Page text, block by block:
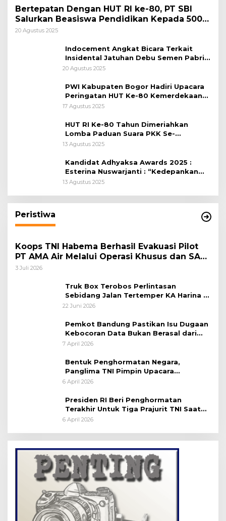
Bertepatan Dengan HUT RI ke-80, PT SBI
Salurkan Beasiswa Pendidikan Kepada 500
Pelajar
20 Agustus 2025
Indocement Angkat Bicara Terkait
Insidental Jatuhan Debu Semen Pabrik
Citeureup
20 Agustus 2025
PWI Kabupaten Bogor Hadiri Upacara
Peringatan HUT Ke-80 Kemerdekaan
RI, di Lapangan Tegar Beriman
17 Agustus 2025
HUT RI Ke-80 Tahun Dimeriahkan
Lomba Paduan Suara PKK Se-
Kabupaten Bogor
13 Agustus 2025
Kandidat Adhyaksa Awards 2025 :
Esterina Nuswarjanti : “Kedepankan
Keadilan Restoratif Wujudkan
13 Agustus 2025
Peristiwa
Koops TNI Habema Berhasil Evakuasi Pilot
PT AMA Air Melalui Operasi Khusus dan SAR
Taktis
3 Juli 2026
Truk Box Terobos Perlintasan
Sebidang Jalan Tertemper KA Harina di
Jalan Stasiun Poncol-Jrakah Semarang
22 Juni 2026
Pemkot Bandung Pastikan Isu Dugaan
Kebocoran Data Bukan Berasal dari
Server Disdukcapil
7 April 2026
Bentuk Penghormatan Negara,
Panglima TNI Pimpin Upacara
Pemakaman Militer
6 April 2026
Presiden RI Beri Penghormatan
Terakhir Untuk Tiga Prajurit TNI Saat
Persemayaman di Bandara Soekarno-
6 April 2026